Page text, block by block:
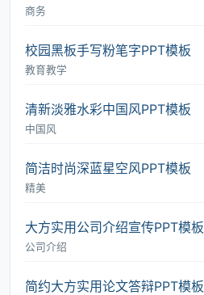
商务
校园黑板手写粉笔字PPT模板
教育教学
清新淡雅水彩中国风PPT模板
中国风
简洁时尚深蓝星空风PPT模板
精美
大方实用公司介绍宣传PPT模板
公司介绍
简约大方实用论文答辩PPT模板